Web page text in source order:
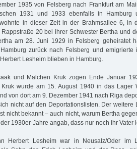
1935 von Felsberg nach Frankfurt am
1931 und 1933 ebenfalls in Hamburg
in dieser Zeit in der Brahmsallee 6, in
20 bei ihrer Schwester Bertha und
am 28. Juni 1929 in Felsberg geheiratet
zurück nach Felsberg und
Lesheim blieben in Hamburg.
und Malchen Kruk zogen Ende Januar
Kruk wurde am 15. August 1940 in das Lager
von dort am 9. Dezember 1941 nach Riga
nicht auf den Deportationslisten. Der weitere
nicht bekannt – auch nicht, warum Bertha
1930er-Jahre angab, dass nur noch ihr Vater
Herbert Lesheim war in Neusalz/Oder im